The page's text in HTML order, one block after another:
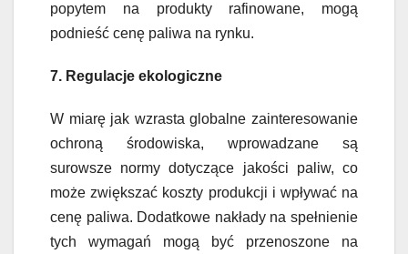
popytem na produkty rafinowane, mogą
podnieść cenę paliwa na rynku.
7. Regulacje ekologiczne
W miarę jak wzrasta globalne zainteresowanie
ochroną środowiska, wprowadzane są
surowsze normy dotyczące jakości paliw, co
może zwiększać koszty produkcji i wpływać na
cenę paliwa. Dodatkowe nakłady na spełnienie
tych wymagań mogą być przenoszone na